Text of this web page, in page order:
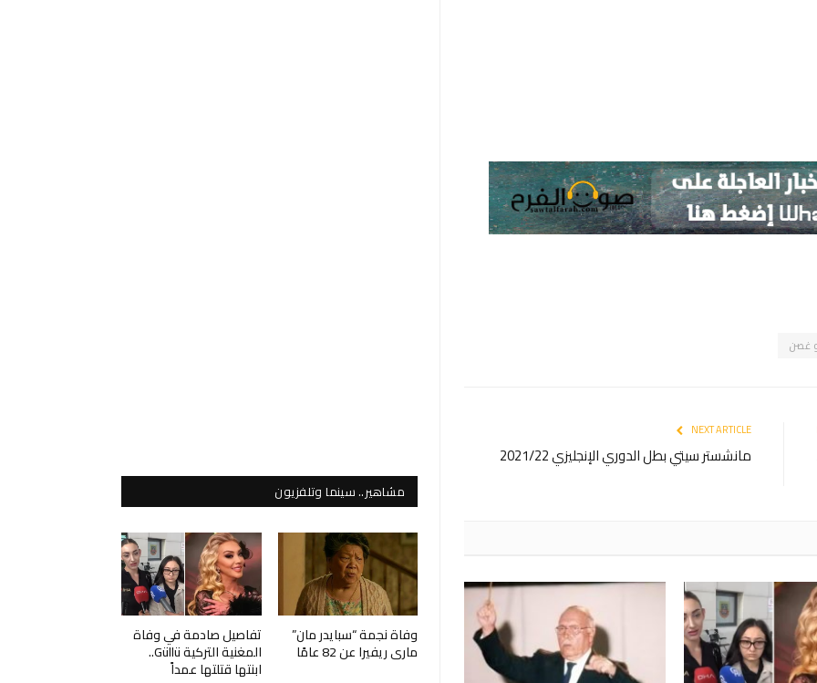
غصن
NEXT ARTICLE
مانشستر سيتي بطل الدوري الإنجليزي 2021/22
مشاهير.. سينما وتلفزيون
وفاة نجمة “سبايدر مان”
ماري ريفيرا عن 82 عامًا
تفاصيل صادمة في وفاة
المغنية التركية Güllü..
ابنتها قتلتها عمداً